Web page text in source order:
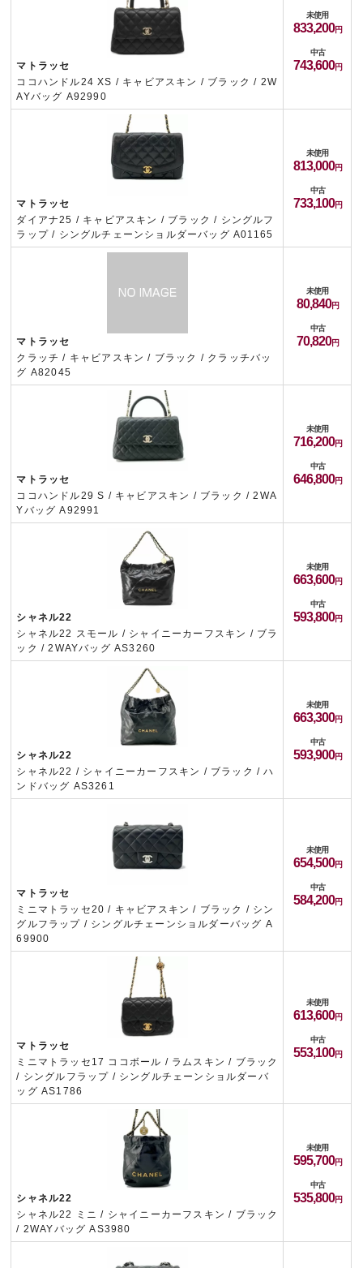
マトラッセ
ココハンドル24 XS / キャビアスキン / ブラック / 2W
AYバッグ A92990
未使用
833,200
中古
743,600
マトラッセ
ダイアナ25 / キャビアスキン / ブラック / シングルフ
ラップ / シングルチェーンショルダーバッグ A01165
未使用
813,000
中古
733,100
マトラッセ
クラッチ / キャビアスキン / ブラック / クラッチバッ
グ A82045
未使用
80,840
中古
70,820
マトラッセ
ココハンドル29 S / キャビアスキン / ブラック / 2WA
Yバッグ A92991
未使用
716,200
中古
646,800
シャネル22
シャネル22 スモール / シャイニーカーフスキン / ブラ
ック / 2WAYバッグ AS3260
未使用
663,600
中古
593,800
シャネル22
シャネル22 / シャイニーカーフスキン / ブラック / ハ
ンドバッグ AS3261
未使用
663,300
中古
593,900
マトラッセ
ミニマトラッセ20 / キャビアスキン / ブラック / シン
グルフラップ / シングルチェーンショルダーバッグ A
69900
未使用
654,500
中古
584,200
マトラッセ
ミニマトラッセ17 ココボール / ラムスキン / ブラック
/ シングルフラップ / シングルチェーンショルダーバ
ッグ AS1786
未使用
613,600
中古
553,100
シャネル22
シャネル22 ミニ / シャイニーカーフスキン / ブラック
/ 2WAYバッグ AS3980
未使用
595,700
中古
535,800